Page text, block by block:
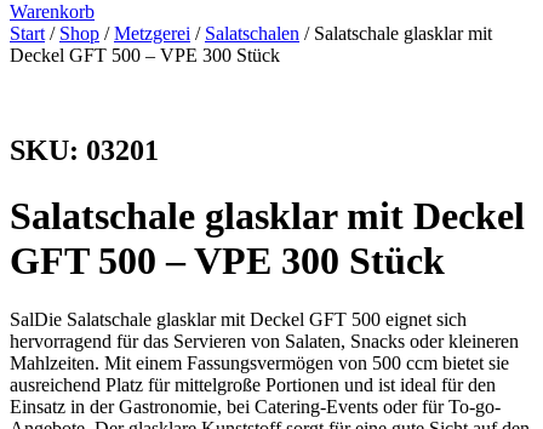
Warenkorb
Start / Shop /Metzgerei / Salatschalen / Salatschale glasklar mit
Deckel GFT 500 – VPE 300 Stück
SKU: 03201
Salatschale glasklar mit Deckel
GFT 500 – VPE 300 Stück
SalDie Salatschale glasklar mit Deckel GFT 500 eignet sich
hervorragend für das Servieren von Salaten, Snacks oder kleineren
Mahlzeiten. Mit einem Fassungsvermögen von 500 ccm bietet sie
ausreichend Platz für mittelgroße Portionen und ist ideal für den
Einsatz in der Gastronomie, bei Catering-Events oder für To-go-